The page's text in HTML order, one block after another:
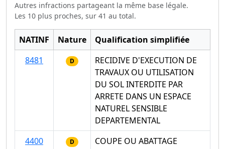
Autres infractions partageant la même base légale.
Les 10 plus proches, sur 41 au total.
NATINF Nature
Qualification simplifiée
8481
D
RECIDIVE D'EXECUTION DE
TRAVAUX OU UTILISATION
DU SOL INTERDITE PAR
ARRETE DANS UN ESPACE
NATUREL SENSIBLE
DEPARTEMENTAL
4400
D
COUPE OU ABATTAGE